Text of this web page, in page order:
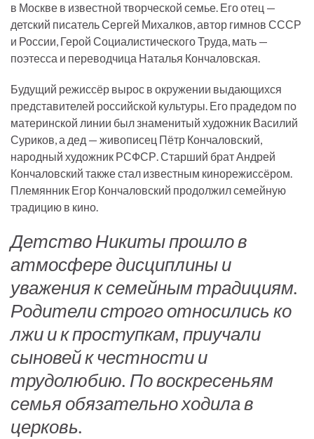
в Москве в известной творческой семье. Его отец —
детский писатель Сергей Михалков, автор гимнов СССР
и России, Герой Социалистического Труда, мать —
поэтесса и переводчица Наталья Кончаловская.
Будущий режиссёр вырос в окружении выдающихся
представителей российской культуры. Его прадедом по
материнской линии был знаменитый художник Василий
Суриков, а дед — живописец Пётр Кончаловский,
народный художник РСФСР. Старший брат Андрей
Кончаловский также стал известным кинорежиссёром.
Племянник Егор Кончаловский продолжил семейную
традицию в кино.
Детство Никиты прошло в
атмосфере дисциплины и
уважения к семейным традициям.
Родители строго относились ко
лжи и к проступкам, приучали
сыновей к честности и
трудолюбию. По воскресеньям
семья обязательно ходила в
церковь.